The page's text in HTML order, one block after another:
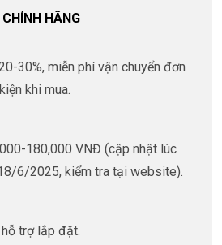
HÃNG
30%, miễn phí vận chuyển đơn
khi mua.
180,000 VNĐ (cập nhật lúc
6/2025, kiểm tra tại website).
trợ lắp đặt.